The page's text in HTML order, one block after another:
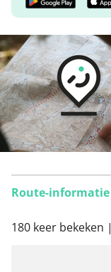
Route-informatie
180 keer bekeken |